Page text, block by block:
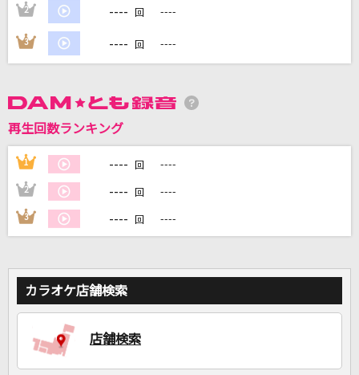
カラオケ最新情報をチェック！
2 ---- 回 ----
3 ---- 回 ----
再生回数ランキング
1 ---- 回 ----
2 ---- 回 ----
3 ---- 回 ----
カラオケ店舗検索
店舗検索